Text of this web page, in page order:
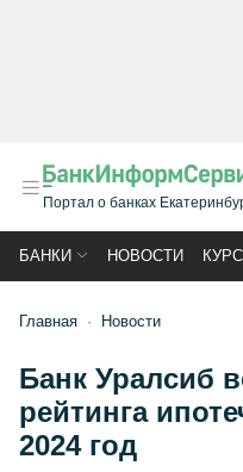
Портал о банках
БАНКИ НОВОСТИ
Главная Новости
Банк Уралсиб
рейтинга
2024 год